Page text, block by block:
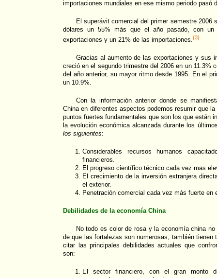
importaciones mundiales en ese mismo periodo pasó
El superávit comercial del primer semestre 2006
dólares un 55% más que el año pasado, con
exportaciones y un 21% de las importaciones.{3}
Gracias al aumento de las exportaciones y sus
creció en el segundo trimestre del 2006 en un 11.3%
del año anterior, su mayor ritmo desde 1995. En el
un 10.9%.
Con la información anterior donde se
China en diferentes aspectos podemos resumir que
puntos fuertes fundamentales que son los que están
la evolución económica alcanzada durante los
los siguientes:
Considerables recursos humanos
financieros.
El progreso científico técnico cada vez mas
El crecimiento de la inversión extranjera
el exterior.
Penetración comercial cada vez más fuerte en
Debilidades de la economía China
No todo es color de rosa y la economía china
de que las fortalezas son numerosas, también tienen
citar las principales debilidades actuales que
son:
El sector financiero, con el gran monto